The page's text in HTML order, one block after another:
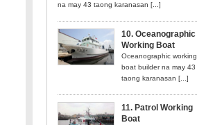
na may 43 taong karanasan [...]
10. Oceanographic
Working Boat
Oceanographic working
boat builder na may 43
taong karanasan [...]
11. Patrol Working
Boat